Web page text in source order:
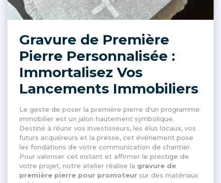
Gravure de Première
Pierre Personnalisée :
Immortalisez Vos
Lancements Immobiliers
Le geste de poser la première pierre d'un programme
immobilier est un jalon hautement symbolique.
Destiné à réunir vos investisseurs, les élus locaux, vos
futurs acquéreurs et la presse, cet événement pose
les fondations de votre communication de chantier.
Pour valoriser cet instant et affirmer le prestige de
votre projet, notre atelier réalise la gravure de
première pierre pour promoteur sur des matériaux